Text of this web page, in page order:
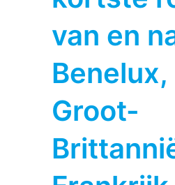
van en
Benelux,
Groot-